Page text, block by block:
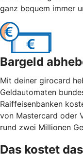
ganz bequem immer
Bargeld
Mit deiner girocard
Geldautomaten
Raiffeisenbanken
von Mastercard oder
rund zwei Millionen
Das kostet